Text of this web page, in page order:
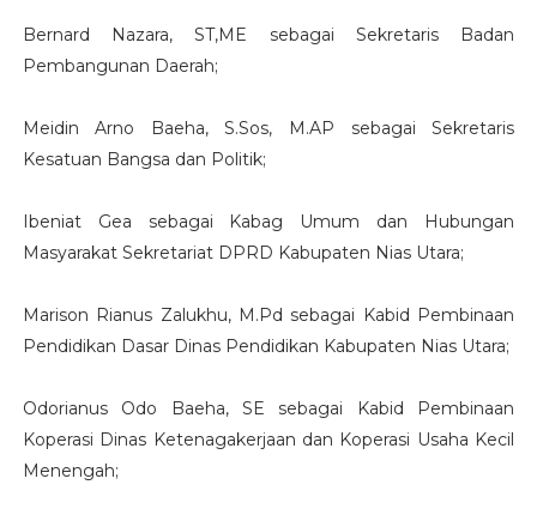
Bernard Nazara, ST,ME sebagai Sekretaris Badan
Pembangunan Daerah;
Meidin Arno Baeha, S.Sos, M.AP sebagai Sekretaris
Kesatuan Bangsa dan Politik;
Ibeniat Gea sebagai Kabag Umum dan Hubungan
Masyarakat Sekretariat DPRD Kabupaten Nias Utara;
Marison Rianus Zalukhu, M.Pd sebagai Kabid Pembinaan
Pendidikan Dasar Dinas Pendidikan Kabupaten Nias Utara;
Odorianus Odo Baeha, SE sebagai Kabid Pembinaan
Koperasi Dinas Ketenagakerjaan dan Koperasi Usaha Kecil
Menengah;